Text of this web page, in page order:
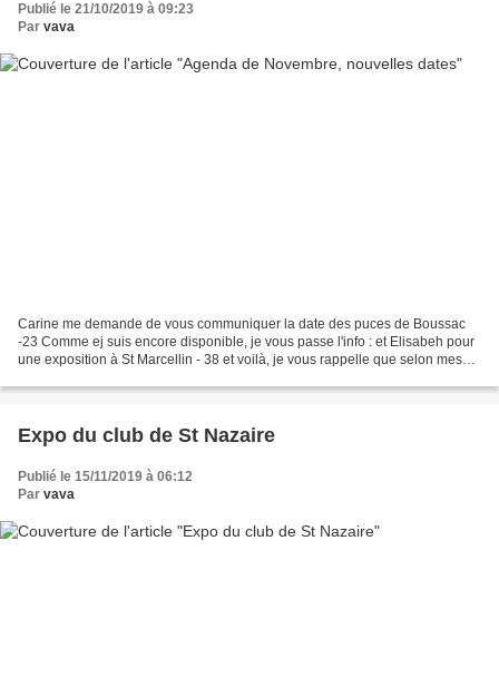
Publié le 21/10/2019 à 09:23
Par vava
Carine me demande de vous communiquer la date des puces de Boussac
-23 Comme ej suis encore disponible, je vous passe l'info : et Elisabeh pour
une exposition à St Marcellin - 38 et voilà, je vous rappelle que selon mes
Expo du club de St Nazaire
Publié le 15/11/2019 à 06:12
Par vava